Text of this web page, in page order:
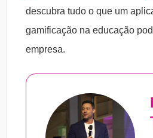
descubra tudo o que um
gamificação na educação
empresa.